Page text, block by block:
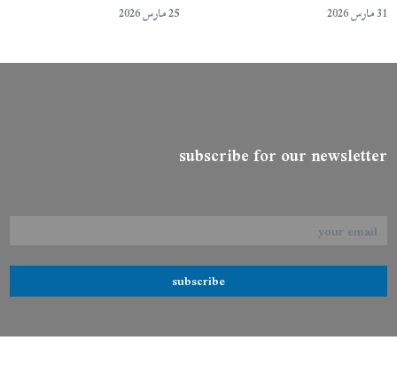
31 مارس 2026 25 مارس 2026
subscribe for our newsletter
subscribe